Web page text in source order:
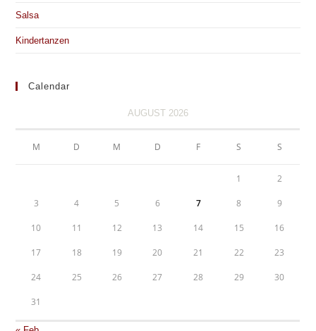
Salsa
Kindertanzen
Calendar
AUGUST 2026
M D M D F S S
1 2
3 4 5 6 7 8 9
10 11 12 13 14 15 16
17 18 19 20 21 22 23
24 25 26 27 28 29 30
31